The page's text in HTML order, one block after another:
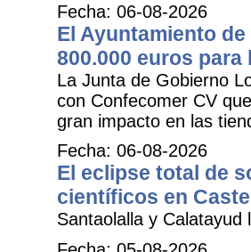
Fecha: 06-08-2026
El Ayuntamiento
800.000 euros
La Junta de Gobierno
con Confecomer CV
gran impacto en las
Fecha: 06-08-2026
El eclipse total de
científicos en
Santaolalla y Calatayud